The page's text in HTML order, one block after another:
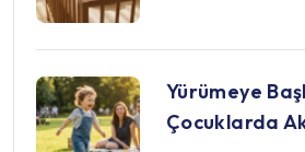
Yürümeye
Çocuklarda